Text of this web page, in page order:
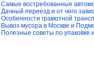
Самые востребованные
Дачный переезд и от чего
Особенности грамотной
Вывоз мусора в Москве и
Полезные советы по упаковке